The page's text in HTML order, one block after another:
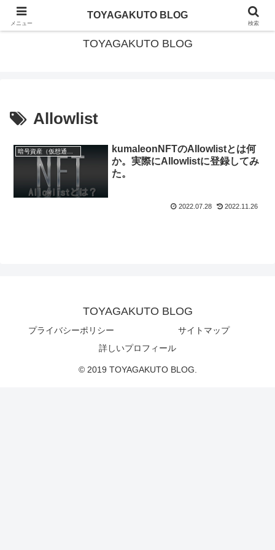
北海道・美深町移住 × ガイド暮らし
TOYAGAKUTO BLOG
Allowlist
kumaleonNFTのAllowlistとは何
か。実際にAllowlistに登録してみ
た。
2022.07.28 2022.11.26
TOYAGAKUTO BLOG
プライバシーポリシー
サイトマップ
詳しいプロフィール
© 2019 TOYAGAKUTO BLOG.
メニュー
TOYAGAKUTO BLOG
検索